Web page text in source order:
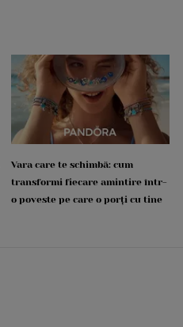
Vara care te schimbă: cum
transformi fiecare amintire într-
o poveste pe care o porți cu tine